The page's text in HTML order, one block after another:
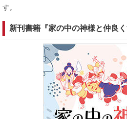
す。
新刊書籍『家の中の神様と仲良